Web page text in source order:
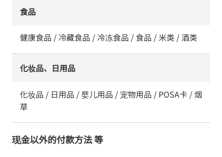
食品
健康食品 / 冷藏食品 / 冷冻食品 / 食品 / 米类 / 酒类
化妆品、日用品
化妆品 / 日用品 / 婴儿用品 / 宠物用品 / POSA卡 / 烟
草
现金以外的付款方法 等